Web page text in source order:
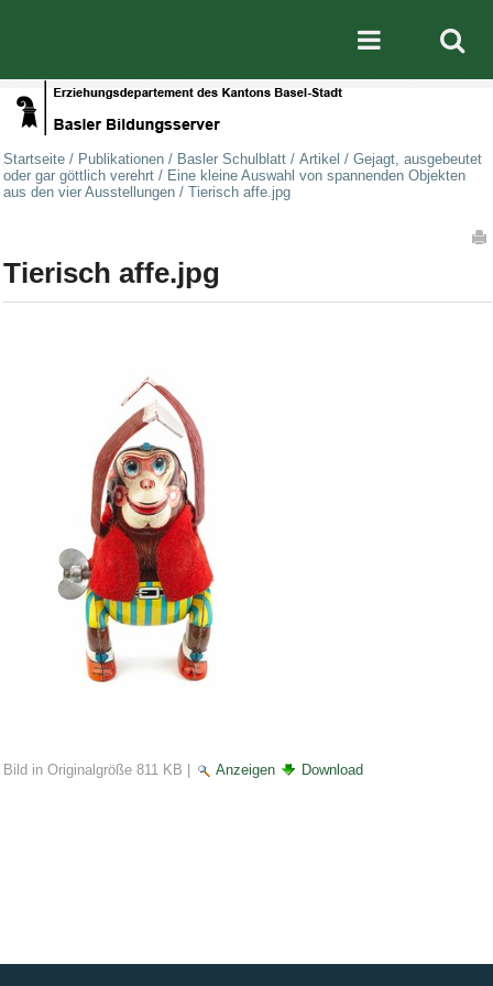
Mobile
Startseite / Publikationen / Basler Schulblatt / Artikel / Gejagt, ausgebeutet
oder gar göttlich verehrt / Eine kleine Auswahl von spannenden Objekten
aus den vier Ausstellungen / Tierisch affe.jpg
Tierisch affe.jpg
Bild in Originalgröße 811 KB Anzeigen Download